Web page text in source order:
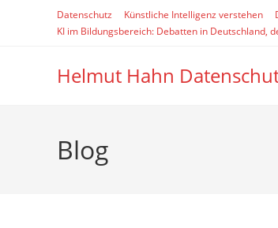
Datenschutz Künstliche Intelligenz verstehen
KI im Bildungsbereich: Debatten in Deutschland,
Helmut Hahn
Blog